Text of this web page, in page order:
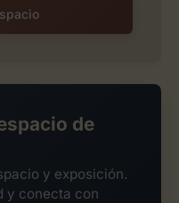
de
y exposición.
y conecta con